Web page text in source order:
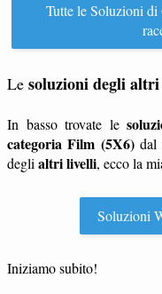
Tutte le Soluzioni
Le soluzioni degli
In basso trovate le
categoria Film (5X6)dal
degli altri livelli, ecco la
Soluzioni
Iniziamo subito!